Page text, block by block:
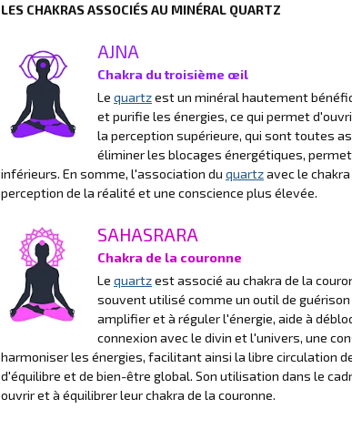
LES CHAKRAS ASSOCIÉS AU MINÉRAL QUARTZ
AJNA
Chakra du troisième œil
Le quartzest un minéral hautement
et purifie les énergies, ce qui permet
la perception supérieure, qui sont toutes
éliminer les blocages énergétiques,
inférieurs. En somme, l'association du quartzavec le
perception de la réalité et une conscience plus élevée.
SAHASRARA
Chakra de la couronne
Le quartzest associé au chakra de la
souvent utilisé comme un outil de
amplifier et à réguler l'énergie, aide à
connexion avec le divin et l'univers, une
harmoniser les énergies, facilitant ainsi la libre circulation
d'équilibre et de bien-être global. Son utilisation dans le
ouvrir et à équilibrer leur chakra de la couronne.